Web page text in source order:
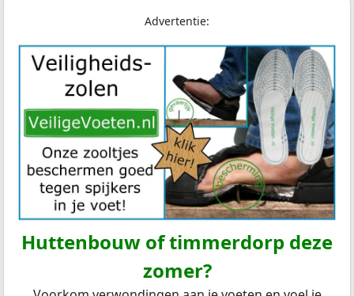
Advertentie:
Huttenbouw of timmerdorp deze
zomer?